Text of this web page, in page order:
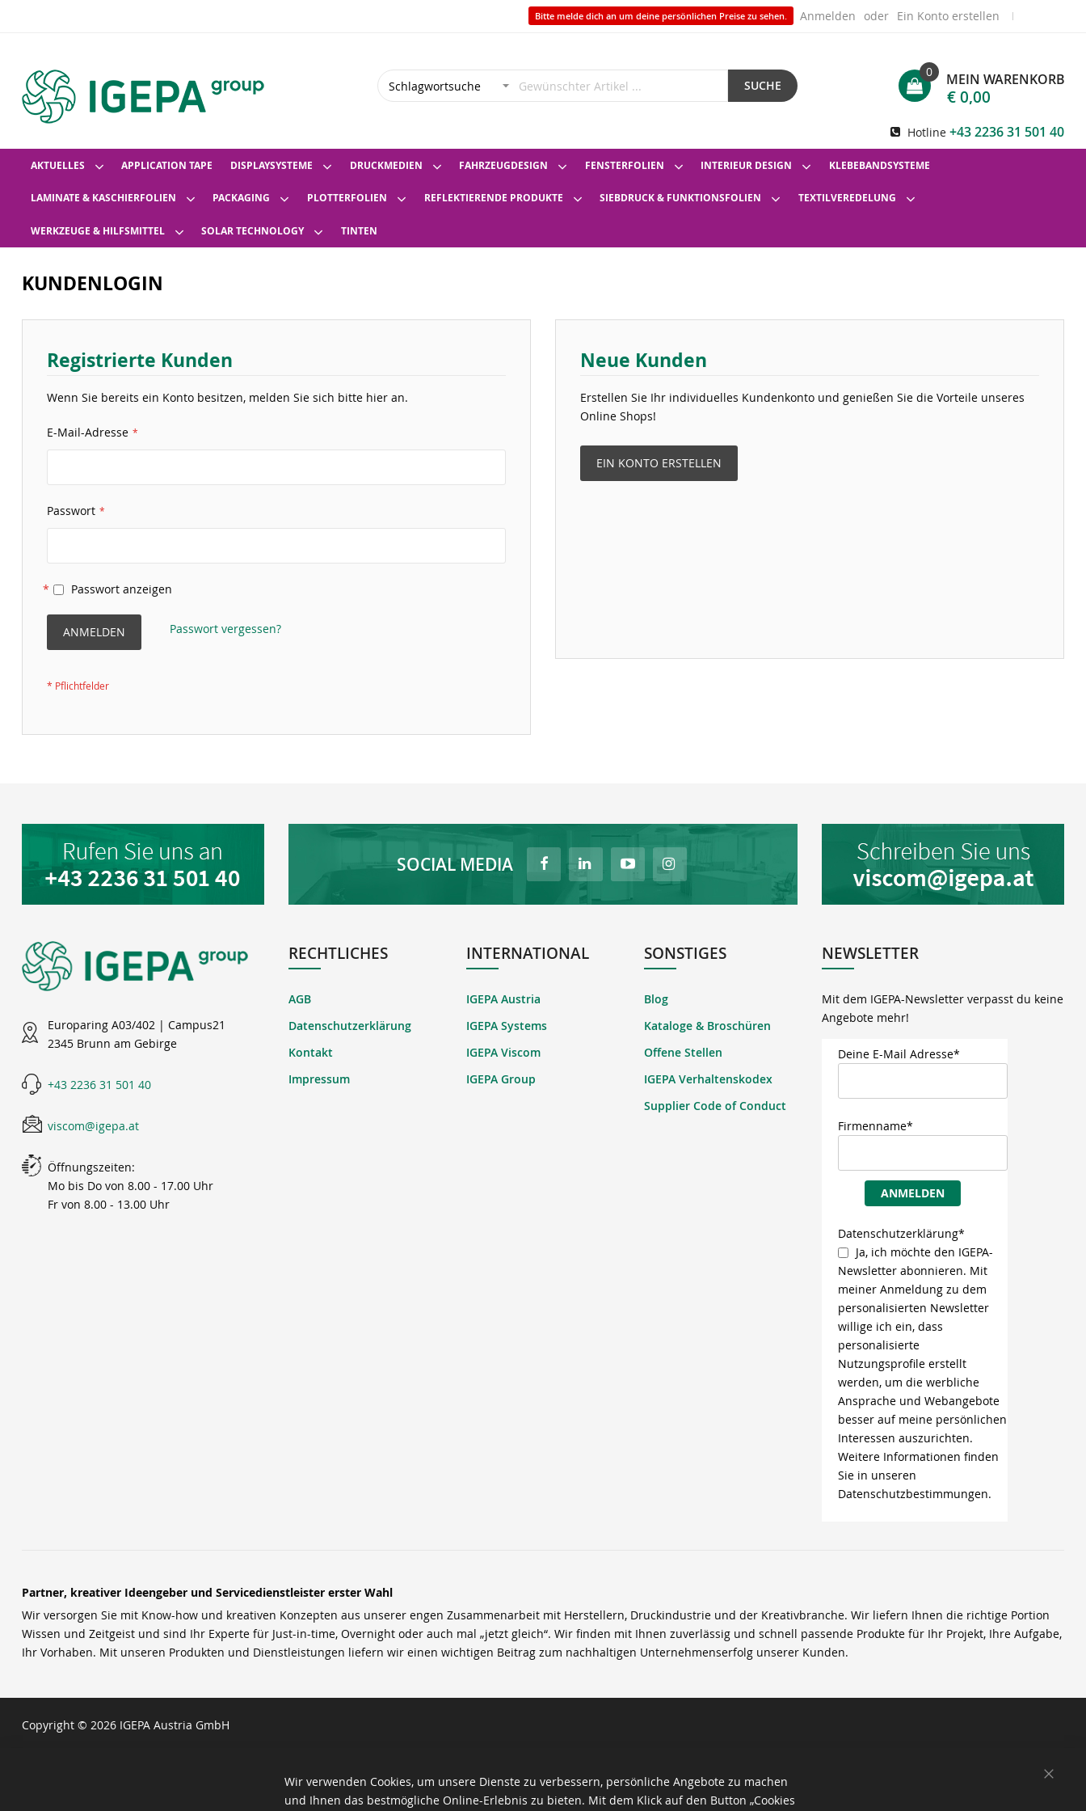
Bitte melde dich an um deine persönlichen Preise zu sehen. Anmelden Ein Konto erstellen
SUCHE MEIN WARENKORB
0
€ 0,00
Hotline +43 2236 31 501 40
AKTUELLES APPLICATION TAPE DISPLAYSYSTEME DRUCKMEDIEN FAHRZEUGDESIGN FENSTERFOLIEN INTERIEUR DESIGN KLEBEBANDSYSTEME
LAMINATE & KASCHIERFOLIEN PACKAGING PLOTTERFOLIEN REFLEKTIERENDE PRODUKTE SIEBDRUCK & FUNKTIONSFOLIEN TEXTILVEREDELUNG
WERKZEUGE & HILFSMITTEL SOLAR TECHNOLOGY TINTEN
KUNDENLOGIN
Registrierte Kunden
Wenn Sie bereits ein Konto besitzen, melden Sie sich bitte hier an.
E-Mail-Adresse
Passwort
Passwort anzeigen
ANMELDEN Passwort vergessen?
Neue Kunden
Erstellen Sie Ihr individuelles Kundenkonto und genießen Sie die Vorteile unseres
Online Shops!
EIN KONTO ERSTELLEN
SOCIAL MEDIA
Europaring A03/402 | Campus21
2345 Brunn am Gebirge
+43 2236 31 501 40
viscom@igepa.at
Öffnungszeiten:
Mo bis Do von 8.00 - 17.00 Uhr
Fr von 8.00 - 13.00 Uhr
RECHTLICHES
AGB
Datenschutzerklärung
Kontakt
Impressum
INTERNATIONAL
IGEPA Austria
IGEPA Systems
IGEPA Viscom
IGEPA Group
SONSTIGES
Blog
Kataloge & Broschüren
Offene Stellen
IGEPA Verhaltenskodex
Supplier Code of Conduct
NEWSLETTER
Mit dem IGEPA-Newsletter verpasst du keine
Angebote mehr!
Deine E-Mail Adresse*
Firmenname*
ANMELDEN
Datenschutzerklärung*
Ja, ich möchte den IGEPA-
Newsletter abonnieren. Mit
meiner Anmeldung zu dem
personalisierten Newsletter
willige ich ein, dass
personalisierte
Nutzungsprofile erstellt
werden, um die werbliche
Ansprache und Webangebote
besser auf meine persönlichen
Interessen auszurichten.
Weitere Informationen finden
Sie in unseren
Datenschutzbestimmungen.
Partner, kreativer Ideengeber und Servicedienstleister erster Wahl
Wir versorgen Sie mit Know-how und kreativen Konzepten aus unserer engen Zusammenarbeit mit Herstellern, Druckindustrie und der Kreativbranche. Wir liefern Ihnen die richtige Portion
Wissen und Zeitgeist und sind Ihr Experte für Just-in-time, Overnight oder auch mal „jetzt gleich“. Wir finden mit Ihnen zuverlässig und schnell passende Produkte für Ihr Projekt, Ihre Aufgabe,
Ihr Vorhaben. Mit unseren Produkten und Dienstleistungen liefern wir einen wichtigen Beitrag zum nachhaltigen Unternehmenserfolg unserer Kunden.
Copyright © 2026 IGEPA Austria GmbH
Wir verwenden Cookies, um unsere Dienste zu verbessern, persönliche Angebote zu machen
und Ihnen das bestmögliche Online-Erlebnis zu bieten. Mit dem Klick auf den Button „Cookies